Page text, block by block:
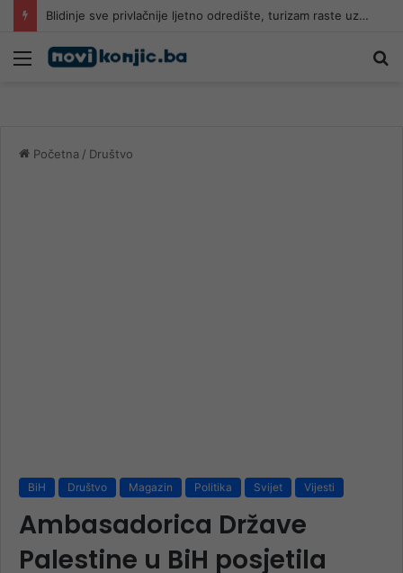
Blidinje sve privlačnije ljetno odredište, turizam raste uz zabrinutost i izazove očuvanja prirode
Meni
Početna / Društvo
BiH Društvo Magazin Politika Svijet Vijesti
Ambasadorica Države
Palestine u BiH posjetila